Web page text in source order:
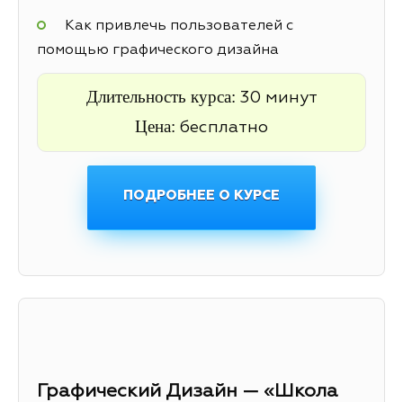
Как привлечь пользователей с
помощью графического дизайна
Длительность курса: 30 минут
Цена: бесплатно
ПОДРОБНЕЕ О КУРСЕ
Графический Дизайн — «Школа